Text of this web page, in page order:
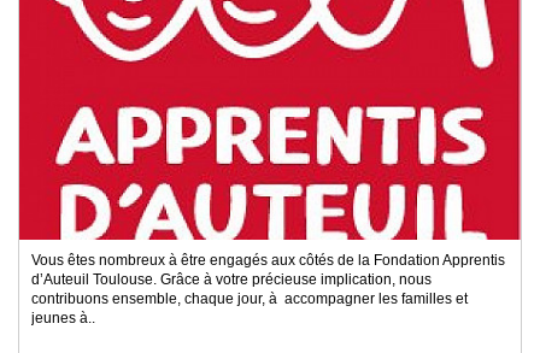
Vous êtes nombreux à être engagés aux côtés de la Fondation Apprentis
d’Auteuil Toulouse. Grâce à votre précieuse implication, nous
contribuons ensemble, chaque jour, à accompagner les familles et
jeunes à..